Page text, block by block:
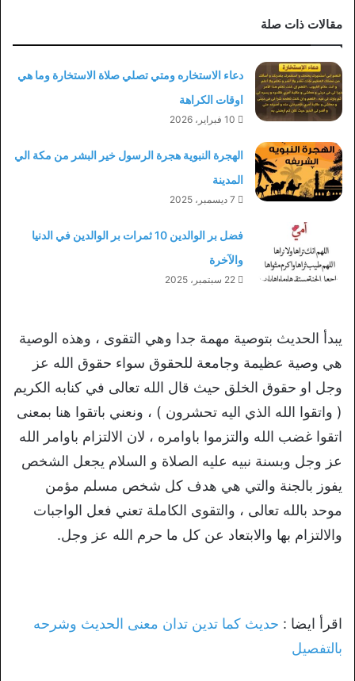
مقالات ذات صلة
دعاء الاستخاره ومتي تصلي صلاة الاستخارة وما هي
اوقات الكراهة
10 فبراير، 2026
الهجرة النبوية هجرة الرسول خير البشر من مكة الي
المدينة
7 ديسمبر، 2025
فضل بر الوالدين 10 ثمرات بر الوالدين في الدنيا
والآخرة
22 سبتمبر، 2025
يبدأ الحديث بتوصية مهمة جدا وهي التقوى ، وهذه الوصية
هي وصية عظيمة وجامعة للحقوق سواء حقوق الله عز
وجل او حقوق الخلق حيث قال الله تعالى في كنابه الكريم
( واتقوا الله الذي اليه تحشرون ) ، ونعني باتقوا هنا بمعنى
اتقوا غضب الله والتزموا باوامره ، لان الالتزام باوامر الله
عز وجل وبسنة نبيه عليه الصلاة و السلام يجعل الشخص
يفوز بالجنة والتي هي هدف كل شخص مسلم مؤمن
موحد بالله تعالى ، والتقوى الكاملة تعني فعل الواجبات
والالتزام بها والابتعاد عن كل ما حرم الله عز وجل.
اقرأ ايضا : حديث كما تدين تدان معنى الحديث وشرحه
بالتفصيل